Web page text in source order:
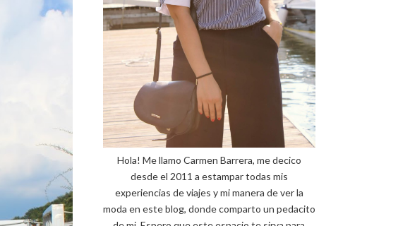
Hola! Me llamo Carmen Barrera, me decico
desde el 2011 a estampar todas mis
experiencias de viajes y mi manera de ver la
moda en este blog, donde comparto un pedacito